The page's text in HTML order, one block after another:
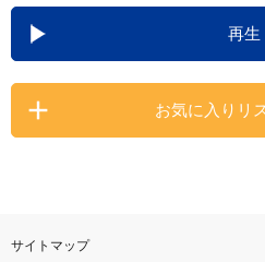
DAMの新曲・ラ
カラオケ最新情報
再生
お気に入りリ
サイトマップ